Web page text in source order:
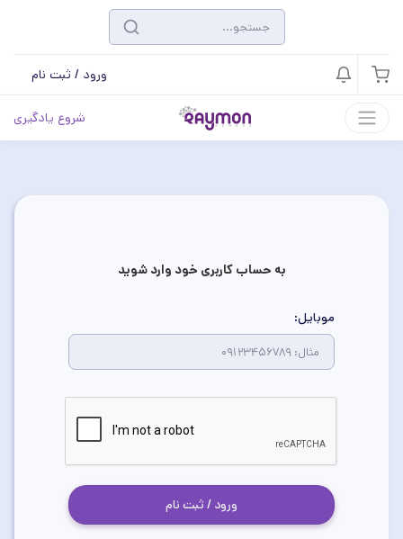
ورود / ثبت نام
شروع یادگیری
به حساب کاربری خود وارد شوید
موبایل:
ورود / ثبت نام